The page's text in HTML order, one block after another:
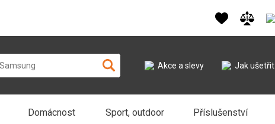
Akce a slevy Jak ušetřit
Domácnost Sport, outdoor Příslušenství